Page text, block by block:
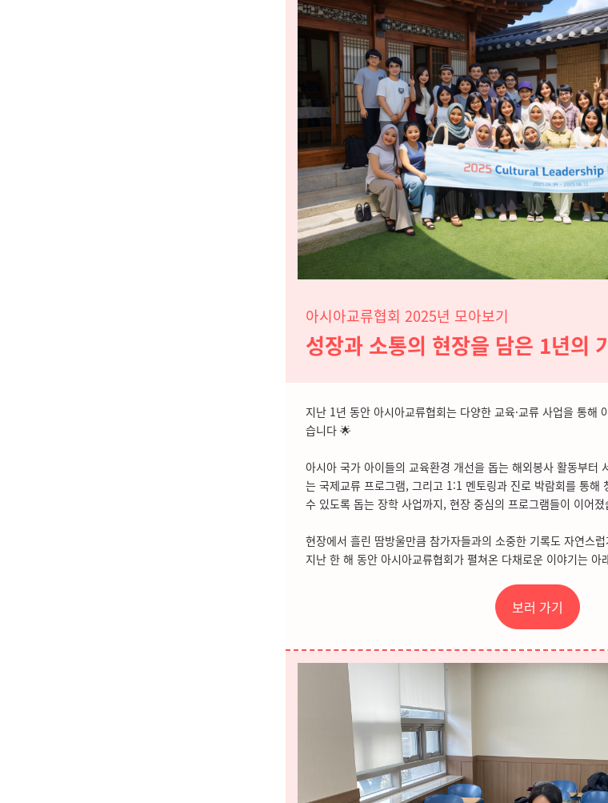
아시아교류협회 2025년 모아보기
성장과 소통의 현장을 담은 1년의
지난 1년 동안 아시아교류협회는 다양한 교육·교류 사업을 통해
습니다 🌟
아시아 국가 아이들의 교육환경 개선을 돕는 해외봉사 활동부터
는 국제교류 프로그램, 그리고 1:1 멘토링과 진로 박람회를 통해
수 있도록 돕는 장학 사업까지, 현장 중심의 프로그램들이 이어졌
현장에서 흘린 땀방울만큼 참가자들과의 소중한 기록도 자연스
지난 한 해 동안 아시아교류협회가 펼쳐온 다채로운 이야기는
보러 가기